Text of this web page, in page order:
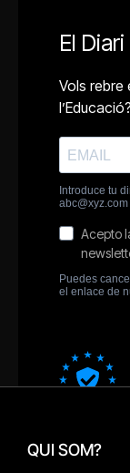
QUI SOM?